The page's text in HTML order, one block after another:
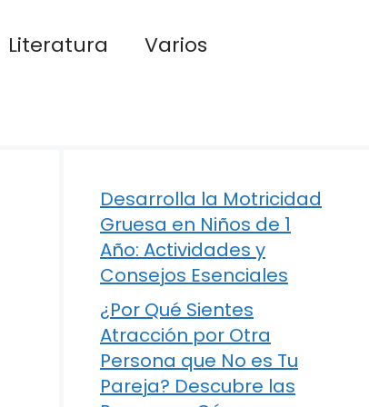
Literatura
Varios
Desarrolla la Motricidad
Gruesa en Niños de 1
Año: Actividades y
Consejos Esenciales
¿Por Qué Sientes
Atracción por Otra
Persona que No es Tu
Pareja? Descubre las